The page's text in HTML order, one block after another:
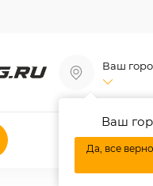
Ваш
Ваш
Да, все верно
О